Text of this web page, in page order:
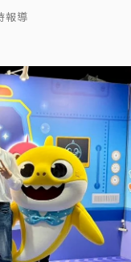
報導